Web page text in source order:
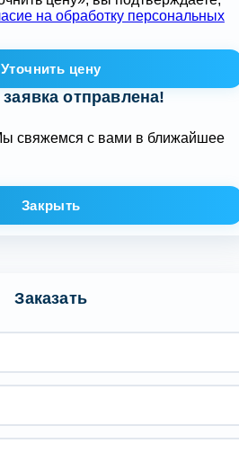
на обработку персональных
цену
отправлена!
свяжемся с вами в ближайшее
Закрыть
Заказать